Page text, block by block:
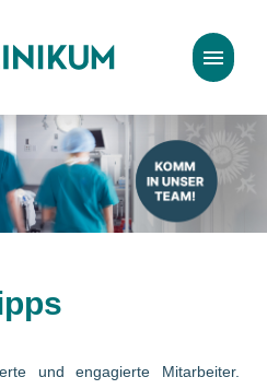
und engagierte Mitarbeiter.